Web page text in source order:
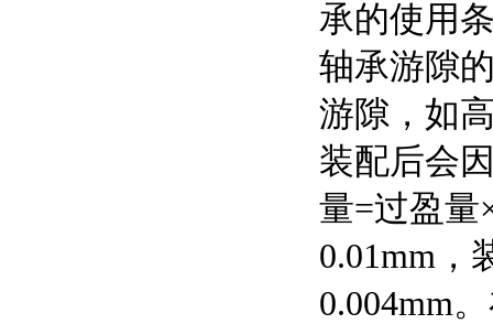
承的使用
轴承游隙
游隙，如
装配后会
量=过盈量
0.01mm，
0.004mm